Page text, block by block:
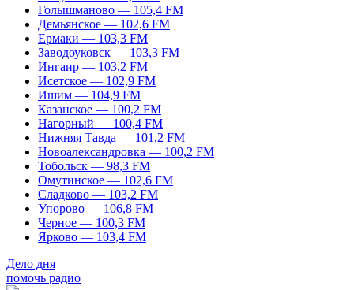
Голышманово — 105,4 FM
Демьянское — 102,6 FM
Ермаки — 103,3 FM
Заводоуковск — 103,3 FM
Ингаир — 103,2 FM
Исетское — 102,9 FM
Ишим — 104,9 FM
Казанское — 100,2 FM
Нагорный — 100,4 FM
Нижняя Тавда — 101,2 FM
Новоалександровка — 100,2 FM
Тобольск — 98,3 FM
Омутинское — 102,6 FM
Сладково — 103,2 FM
Упорово — 106,8 FM
Черное — 100,3 FM
Ярково — 103,4 FM
Дело дня
помочь радио